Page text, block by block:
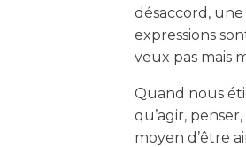
désaccord,
expressions
veux pas mais
Quand nous
qu’agir,
moyen d’être